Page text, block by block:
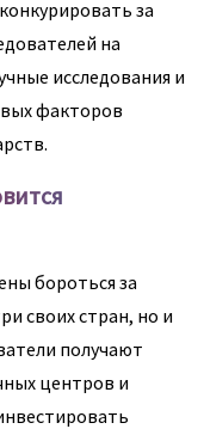
за
на
исследования и
факторов
бороться за
своих стран, но и
получают
центров и